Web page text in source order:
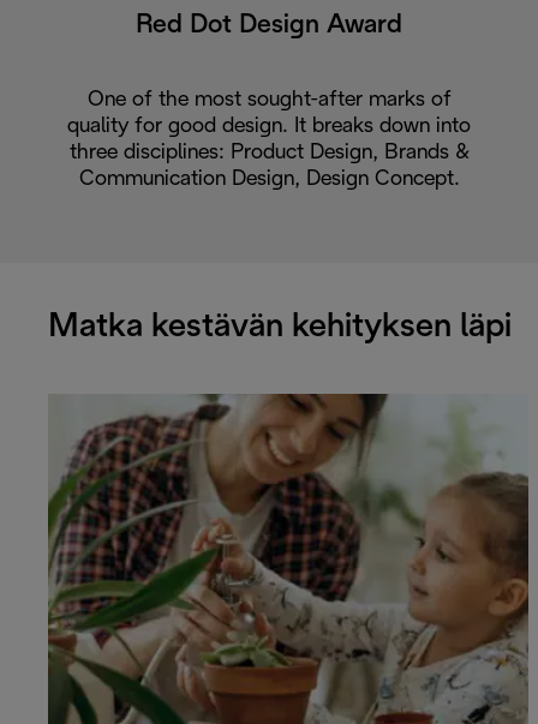
Red Dot Design Award
One of the most sought-after marks of
quality for good design. It breaks down into
three disciplines: Product Design, Brands &
Communication Design, Design Concept.
Matka kestävän kehityksen läpi